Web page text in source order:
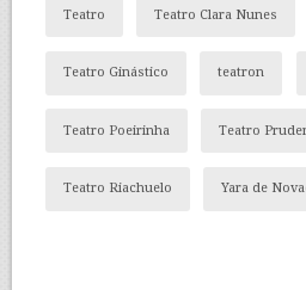
Teatro Teatro Clara Nunes
Teatro Ginástico teatron
Teatro Poeirinha Teatro
Teatro Riachuelo Yara de